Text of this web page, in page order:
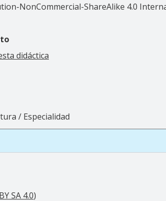
NonCommercial-ShareAlike 4.0
didáctica
/ Especialidad
SA 4.0)